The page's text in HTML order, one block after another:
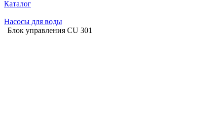
Каталог
Насосы для воды
Блок управления CU 301